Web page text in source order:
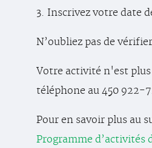
3. Inscrivez votre date
N’oubliez pas de
Votre activité n'est plus
téléphone au 450 922-
Pour en savoir plus au
Programme d’activités